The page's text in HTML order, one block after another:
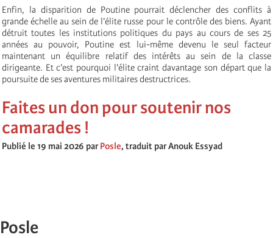
Enfin, la disparition de Poutine pourrait déclencher des conflits à
grande échelle au sein de l’élite russe pour le contrôle des biens. Ayant
détruit toutes les institutions politiques du pays au cours de ses 25
années au pouvoir, Poutine est lui-même devenu le seul facteur
maintenant un équilibre relatif des intérêts au sein de la classe
dirigeante. Et c’est pourquoi l’élite craint davantage son départ que la
poursuite de ses aventures militaires destructrices.
Faites un don pour soutenir nos
camarades !
Publié le 19 mai 2026 parPosle, traduit par Anouk Essyad
Posle